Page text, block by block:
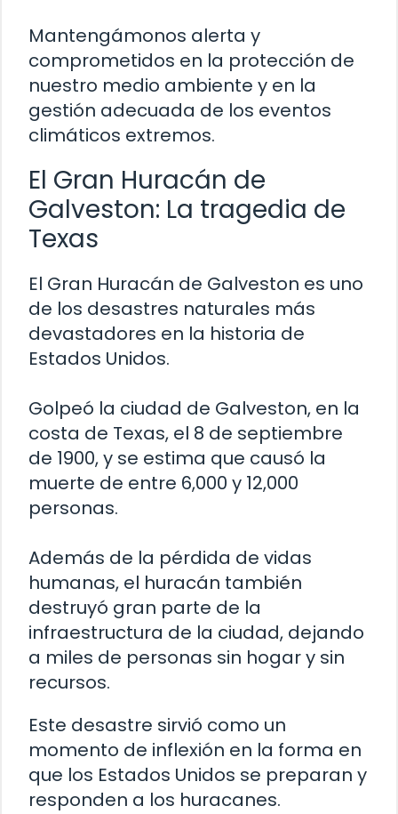
Mantengámonos alerta y
comprometidos en la protección de
nuestro medio ambiente y en la
gestión adecuada de los eventos
climáticos extremos.
El Gran Huracán de
Galveston: La tragedia de
Texas
El Gran Huracán de Galveston es uno
de los desastres naturales más
devastadores en la historia de
Estados Unidos.
Golpeó la ciudad de Galveston, en la
costa de Texas, el 8 de septiembre
de 1900, y se estima que causó la
muerte de entre 6,000 y 12,000
personas.
Además de la pérdida de vidas
humanas, el huracán también
destruyó gran parte de la
infraestructura de la ciudad, dejando
a miles de personas sin hogar y sin
recursos.
Este desastre sirvió como un
momento de inflexión en la forma en
que los Estados Unidos se preparan y
responden a los huracanes.